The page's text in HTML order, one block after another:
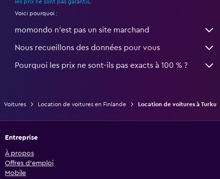
les prix ne sont pas garantis
Voici pourquoi :
momondo n'est pas un site marchand
Nous recueillons des données pour vous
Pourquoi les prix ne sont-ils pas exacts à 100 % ?
Voitures Location de voitures en Finlande Location de voitures à Turku
Entreprise
À propos
Offres d’emploi
Mobile